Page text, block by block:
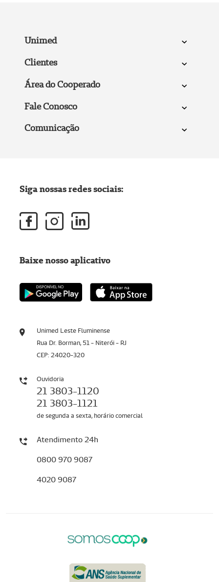
Unimed
Clientes
Área do Cooperado
Fale Conosco
Comunicação
Unimed Leste Fluminense
Rua Dr. Borman, 51 - Niterói - RJ
CEP: 24020-320
Ouvidoria
21 3803-1120
21 3803-1121
de segunda a sexta, horário comercial
Atendimento 24h
0800 970 9087
4020 9087
Siga nossas redes sociais:
Baixe nosso aplicativo